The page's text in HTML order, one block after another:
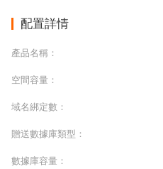
配置詳情
產品名稱：
空間容量：
域名綁定數：
贈送數據庫類型：
數據庫容量：